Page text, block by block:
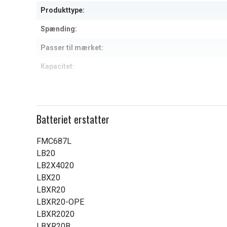
Produkttype:
Spænding:
Passer til mærket:
Kapacitet:
Batteriet erstatter
FMC687L
LB20
LB2X4020
LBX20
LBXR20
LBXR20-OPE
LBXR2020